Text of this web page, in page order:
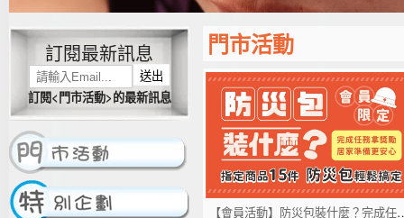
訂閱最新訊息
送出
訂閱<門市活動>的最新訊息
門市活動
【會員活動】